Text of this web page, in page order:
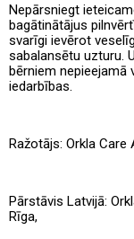
Nepārsniegt
bagātinātājus
svarīgi ievērot
sabalansētu uzturu.
bērniem nepieejamā
iedarbības.
Ražotājs: Orkla Care
Pārstāvis Latvijā:
Rīga,